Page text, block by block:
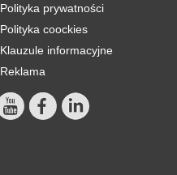
Polityka prywatności
Polityka coockies
Klauzule informacyjne
Reklama